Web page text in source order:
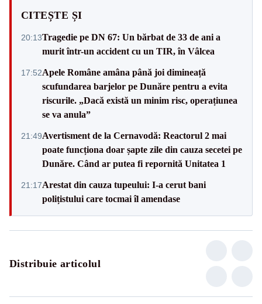
CITEȘTE ȘI
20:13Tragedie pe DN 67: Un bărbat de 33 de ani a
murit într-un accident cu un TIR, în Vâlcea
17:52Apele Române amâna până joi dimineață
scufundarea barjelor pe Dunăre pentru a evita
riscurile. „Dacă există un minim risc, operațiunea
se va anula”
21:49Avertisment de la Cernavodă: Reactorul 2 mai
poate funcționa doar șapte zile din cauza secetei pe
Dunăre. Când ar putea fi repornită Unitatea 1
21:17Arestat din cauza tupeului: I-a cerut bani
polițistului care tocmai îl amendase
Distribuie articolul